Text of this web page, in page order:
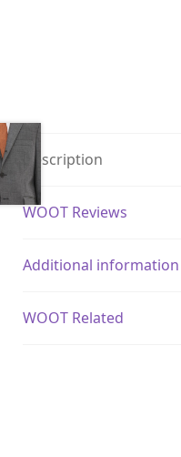
Description
WOOT Reviews
Additional information
WOOT Related